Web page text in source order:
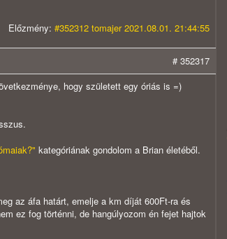
Előzmény: #352312 tomajer 2021.08.01. 21:44:55
# 352317
hogy született egy óriás is =)
kategóriának gondolom a Brian életéből.
az áfa határt, emelje a km díját 600Ft-ra és
ez fog történni, de hangúlyozom én fejet hajtok